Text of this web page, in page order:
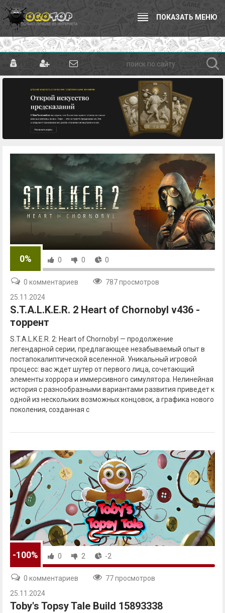
ПОКАЗАТЬ МЕНЮ
0% 0 0 0
0 комментариев
787 просмотров
25.11.2024
S.T.A.L.K.E.R. 2 Heart of Chornobyl v436 -
торрент
S.T.A.L.K.E.R. 2: Heart of Chornobyl — продолжение
легендарной серии, предлагающее незабываемый опыт в
постапокалиптической вселенной. Уникальный игровой
процесс: вас ждет шутер от первого лица, сочетающий
элементы хоррора и иммерсивного симулятора. Нелинейная
история с разнообразными вариантами развития приведет к
одной из нескольких возможных концовок, а графика нового
поколения, созданная с
-100% 0 2 -2
0 комментариев
77 просмотров
25.11.2024
Toby's Topsy Tale Build 15893338